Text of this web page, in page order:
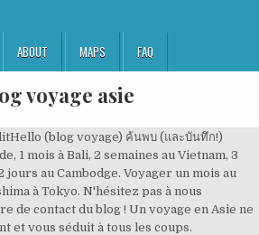
ABOUT MAPS FAQ
voyage asie
(blog voyage) ค้นพบ (และบันทึก!)
1 mois à Bali, 2 semaines au Vietnam, 3
jours au Cambodge. Voyager un mois au
à Tokyo. N'hésitez pas à nous
de contact du blog ! Un voyage en Asie ne
et vous séduit à tous les coups.